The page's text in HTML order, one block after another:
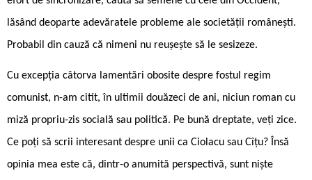
lăsând deoparte adevăratele probleme ale societății românești.
Probabil din cauză că nimeni nu reușește să le sesizeze.
Cu excepția câtorva lamentări obosite despre fostul regim
comunist, n-am citit, în ultimii douăzeci de ani, niciun roman cu
miză propriu-zis socială sau politică. Pe bună dreptate, veți zice.
Ce poți să scrii interesant despre unii ca Ciolacu sau Cîțu? Însă
opinia mea este că, dintr-o anumită perspectivă, sunt niște